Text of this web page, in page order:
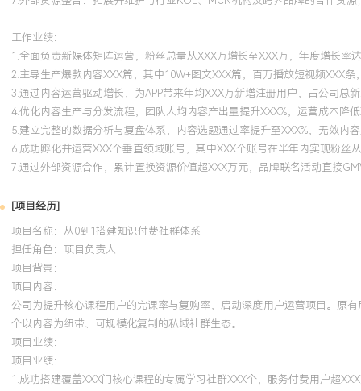
工作业绩：
1.全面负责新媒体矩阵运营，粉丝总量从XXX万增长至XXX万，年度增长率
2.主导生产爆款内容XXX篇，其中10W+图文XXX篇，百万播放短视频XXX
3.通过内容运营驱动增长，为APP带来年均XXX万新增注册用户，占公司总
4.优化内容生产与分发流程，团队人均内容产出量提升XXX%，运营成本降低
5.建立完整的数据分析与复盘体系，内容选题通过率提升至XXX%，无效内
6.成功孵化并运营XXX个垂直领域账号，其中XXX个账号在半年内实现粉丝
7.通过外部资源合作，累计置换资源价值超XXX万元，品牌联名活动直接
[项目经历]
项目名称：从0到1搭建知识付费社群体系
担任角色： 项目负责人
项目背景：
项目内容：
公司为提升核心课程用户的完课率与复购率，启动深度用户运营项目。原
个以内容为纽带、可规模化复制的私域社群生态。
项目业绩：
项目业绩：
1.成功搭建覆盖XXX门核心课程的专属学习社群XXX个，服务付费用户超